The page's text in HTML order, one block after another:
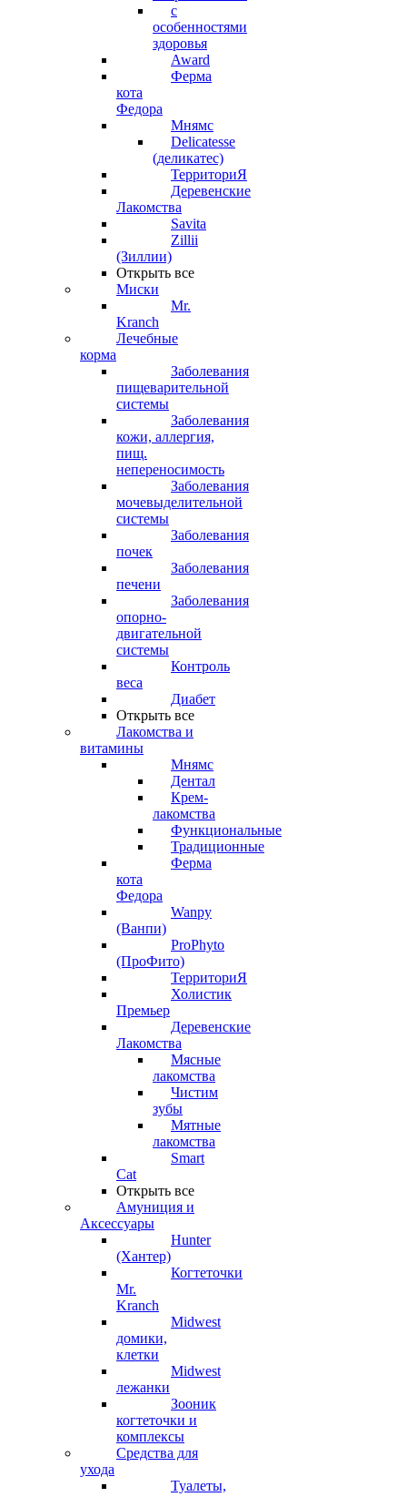
с
особенностями
здоровья
Award
Ферма
кота
Федора
Мнямс
Delicatesse
(деликатес)
ТерриториЯ
Деревенские
Лакомства
Savita
Zillii
(Зиллии)
Открыть все
Миски
Mr.
Kranch
Лечебные
корма
Заболевания
пищеварительной
системы
Заболевания
кожи, аллергия,
пищ.
непереносимость
Заболевания
мочевыделительной
системы
Заболевания
почек
Заболевания
печени
Заболевания
опорно-
двигательной
системы
Контроль
веса
Диабет
Открыть все
Лакомства и
витамины
Мнямс
Дентал
Крем-
лакомства
Функциональные
Традиционные
Ферма
кота
Федора
Wanpy
(Ванпи)
ProPhyto
(ПроФито)
ТерриториЯ
Холистик
Премьер
Деревенские
Лакомства
Мясные
лакомства
Чистим
зубы
Мятные
лакомства
Smart
Cat
Открыть все
Амуниция и
Аксессуары
Hunter
(Хантер)
Когтеточки
Mr.
Kranch
Midwest
домики,
клетки
Midwest
лежанки
Зооник
когтеточки и
комплексы
Средства для
ухода
Туалеты,